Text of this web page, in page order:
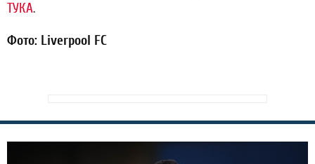
ТУКА.
Фото: Liverpool FC